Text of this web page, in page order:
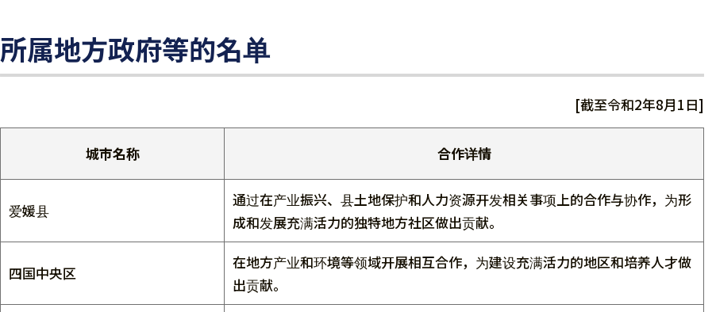
所属地方政府等的名单
[截至令和2年8月1日]
城市名称 合作详情
爱媛县
通过在产业振兴、县土地保护和人力资源开发相关事项上的合作与协作，为形
成和发展充满活力的独特地方社区做出贡献。
四国中央区
在地方产业和环境等领域开展相互合作，为建设充满活力的地区和培养人才做
出贡献。